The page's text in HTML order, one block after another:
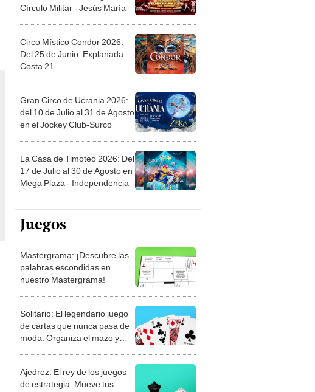
Círculo Militar - Jesús María
Circo Místico Condor 2026:
Del 25 de Junio. Explanada
Costa 21
Gran Circo de Ucrania 2026:
del 10 de Julio al 31 de Agosto
en el Jockey Club-Surco
La Casa de Timoteo 2026: Del
17 de Julio al 30 de Agosto en
Mega Plaza - Independencia
Juegos
Mastergrama: ¡Descubre las
palabras escondidas en
nuestro Mastergrama!
Solitario: El legendario juego
de cartas que nunca pasa de
moda. Organiza el mazo y
Ajedrez: El rey de los juegos
de estrategia. Mueve tus